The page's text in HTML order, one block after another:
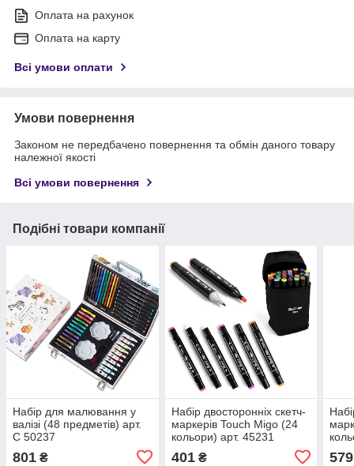
Оплата на рахунок
Оплата на карту
Всі умови оплати
Умови повернення
Законом не передбачено повернення та обмін даного товару
належної якості
Всі умови повернення
Подібні товари компанії
Набір для малювання у
валізі (48 предметів) арт.
C 50237
801 ₴
Набір двосторонніх скетч-
маркерів Touch Migo (24
кольори) арт. 45231
401₴ 579